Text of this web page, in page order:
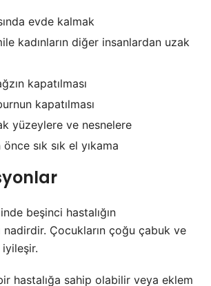
evde kalmak
kadınların diğer insanlardan uzak
kapatılması
kapatılması
yüzeylere ve nesnelere
sık sık el yıkama
beşinci hastalığın
nadirdir. Çocukların çoğu çabuk ve
hastalığa sahip olabilir veya eklem